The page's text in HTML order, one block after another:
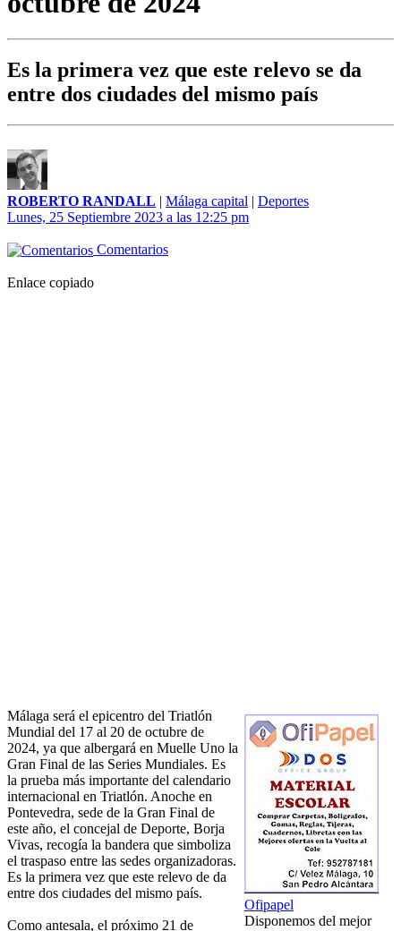
Es la primera vez que este relevo se da
entre dos ciudades del mismo país
ROBERTO RANDALL | Málaga capital | Deportes
Lunes, 25 Septiembre 2023 a las 12:25 pm
Comentarios
Enlace copiado
Ofipapel
Disponemos del mejor
Málaga será el epicentro del Triatlón
Mundial del 17 al 20 de octubre de
2024, ya que albergará en Muelle Uno la
Gran Final de las Series Mundiales. Es
la prueba más importante del calendario
internacional en Triatlón. Anoche en
Pontevedra, sede de la Gran Final de
este año, el concejal de Deporte, Borja
Vivas, recogía la bandera que simboliza
el traspaso entre las sedes organizadoras.
Es la primera vez que este relevo de da
entre dos ciudades del mismo país.
Como antesala, el próximo 21 de